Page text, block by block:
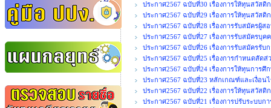
ประกาศ2567 ฉบับที่30 เรื่องการให้ทุนสวัส
ประกาศ2567 ฉบับที่29 เรื่องการให้ทุนสวัส
ประกาศ2567 ฉบับที่28 เรื่องการรับสมัครผู้ส
ประกาศ2567 ฉบับที่27 เรื่องการรับสมัครบุ
ประกาศ2567 ฉบับที่26 เรื่องการรับสมัครรับ
ประกาศ2567 ฉบับที่25 เรื่องการกำหนดสัด
ประกาศ2567 ฉบับที่24 เรื่องการให้ทุนการศึ
ประกาศ2567 ฉบับที่23 หลักเกณฑ์และเงื่อน
ประกาศ2567 ฉบับที่22 เรื่องการให้ทุนสวัสดิ
ประกาศ2567 ฉบับที่21 เรื่องการปรับระบบ